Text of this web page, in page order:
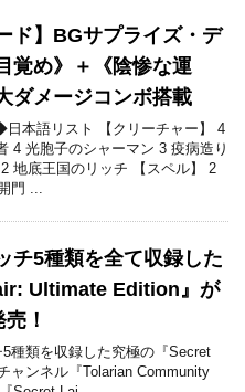
ド】BGサプライズ・デ
覚め》＋《陰惨な運
ダメージコンボ搭載
本語リスト 【クリーチャー】 4
4 光胞子のシャーマン 3 疫病造り
地底王国のリッチ 【スペル】 2
門 ...
チ5種類を全て収録した
Ultimate Edition』が
！
種類を収録した究極の『Secret
ャンネル『Tolarian Community